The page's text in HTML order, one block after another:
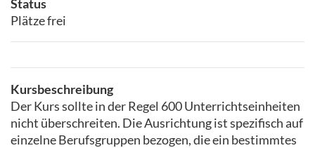
Status
Plätze frei
Kursbeschreibung
Der Kurs sollte in der Regel 600 Unterrichtseinheiten
nicht überschreiten. Die Ausrichtung ist spezifisch auf
einzelne Berufsgruppen bezogen, die ein bestimmtes